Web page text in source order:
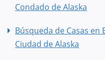
Condado de Alaska
Búsqueda de Casas en
Ciudad de Alaska